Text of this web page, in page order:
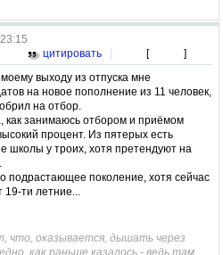
цитировать
| [
]
выходу из отпуска мне
на новое пополнение из 11 человек,
на отбор.
как занимаюсь отбором и приёмом
процент. Из пятерых есть
школы у троих, хотя претендуют на
подрастающее поколение, хотя сейчас
19-ти летние...
что, оказывается, дышать через
как раньше казалось - ведь там